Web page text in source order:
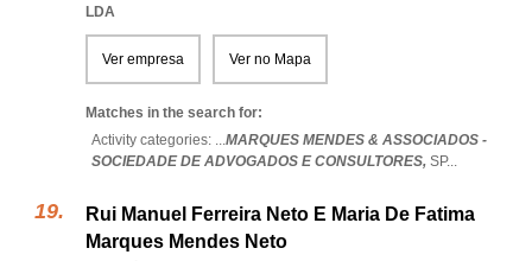
LDA
Ver empresa Ver no Mapa
Matches in the search for:
Activity categories: ...MARQUES MENDES & ASSOCIADOS -
SOCIEDADE DE ADVOGADOS E CONSULTORES, SP...
Rui Manuel Ferreira Neto E Maria De Fatima
Marques Mendes Neto